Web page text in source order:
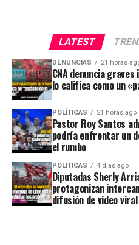
LATEST
DENUNCIAS 21 horas
CNA denuncia graves
lo califica como un
POLÍTICAS 21 horas ago
Pastor Roy Santos
podría enfrentar un
el rumbo
POLÍTICAS 4 días ago
Diputadas Sherly
protagonizan
difusión de video viral